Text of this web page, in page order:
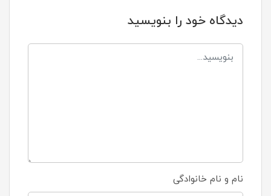
دیدگاه خود را بنویسید
نام و نام خانوادگی